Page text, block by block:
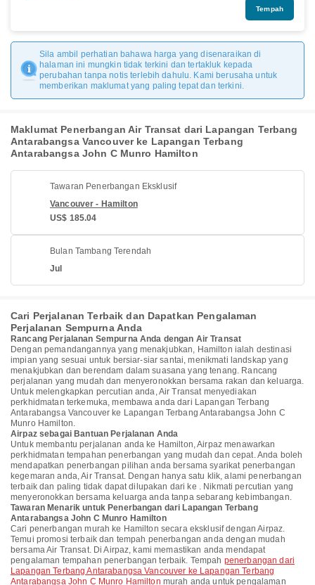
Tempah
Sila ambil perhatian bahawa harga yang disenaraikan di
halaman ini mungkin tidak terkini dan tertakluk kepada
perubahan tanpa notis terlebih dahulu. Kami berusaha untuk
memberikan maklumat yang paling tepat dan terkini.
Maklumat Penerbangan Air Transat dari Lapangan Terbang
Antarabangsa Vancouver ke Lapangan Terbang
Antarabangsa John C Munro Hamilton
Tawaran Penerbangan Eksklusif
Vancouver - Hamilton
US$ 185.04
Bulan Tambang Terendah
Jul
Cari Perjalanan Terbaik dan Dapatkan Pengalaman
Perjalanan Sempurna Anda
Rancang Perjalanan Sempurna Anda dengan Air Transat
Dengan pemandangannya yang menakjubkan, Hamilton ialah destinasi
impian yang sesuai untuk bersiar-siar santai, menikmati landskap yang
menakjubkan dan berendam dalam suasana yang tenang. Rancang
perjalanan yang mudah dan menyeronokkan bersama rakan dan keluarga.
Untuk melengkapkan percutian anda, Air Transat menyediakan
perkhidmatan terkemuka, membawa anda dari Lapangan Terbang
Antarabangsa Vancouver ke Lapangan Terbang Antarabangsa John C
Munro Hamilton.
Airpaz sebagai Bantuan Perjalanan Anda
Untuk membantu perjalanan anda ke Hamilton, Airpaz menawarkan
perkhidmatan tempahan penerbangan yang mudah dan cepat. Anda boleh
mendapatkan penerbangan pilihan anda bersama syarikat penerbangan
kegemaran anda, Air Transat. Dengan hanya satu klik, alami penerbangan
terbaik dan paling tidak dapat dilupakan dari ke . Nikmati percutian yang
menyeronokkan bersama keluarga anda tanpa sebarang kebimbangan.
Tawaran Menarik untuk Penerbangan dari Lapangan Terbang
Antarabangsa John C Munro Hamilton
Cari penerbangan murah ke Hamilton secara eksklusif dengan Airpaz.
Temui promosi terbaik dan tempah penerbangan anda dengan mudah
bersama Air Transat. Di Airpaz, kami memastikan anda mendapat
pengalaman tempahan penerbangan terbaik. Tempah penerbangan dari
Lapangan Terbang Antarabangsa Vancouver ke Lapangan Terbang
Antarabangsa John C Munro Hamilton murah anda untuk pengalaman